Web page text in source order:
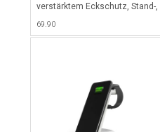
verstärktem Eckschutz, Stand-,
cleverem Abteil für Apple Pencil
69.90